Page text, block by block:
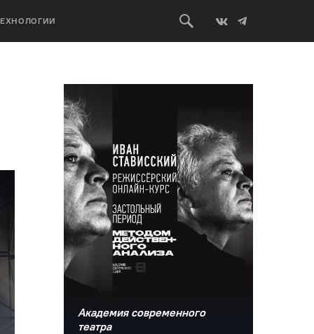
Академия современного
театра